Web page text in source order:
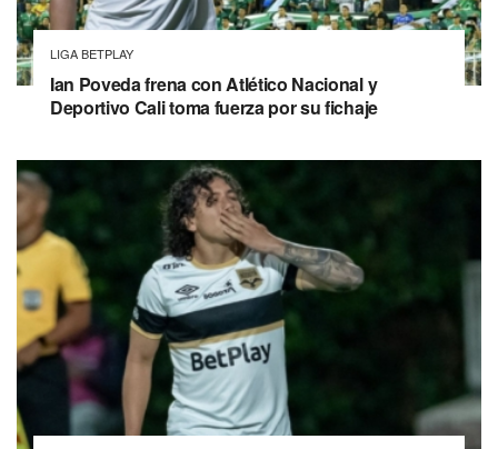
LIGA BETPLAY
Ian Poveda frena con Atlético Nacional y
Deportivo Cali toma fuerza por su fichaje